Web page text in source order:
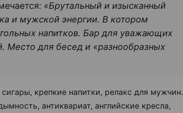
«Брутальный и изысканный
и мужской энергии. В котором
напитков. Бар для уважающих
Место для бесед и «разнообразных
крепкие напитки, релакс для мужчин.
антиквариат, английские кресла,